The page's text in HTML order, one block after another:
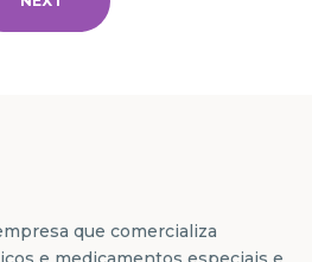
que comercializa